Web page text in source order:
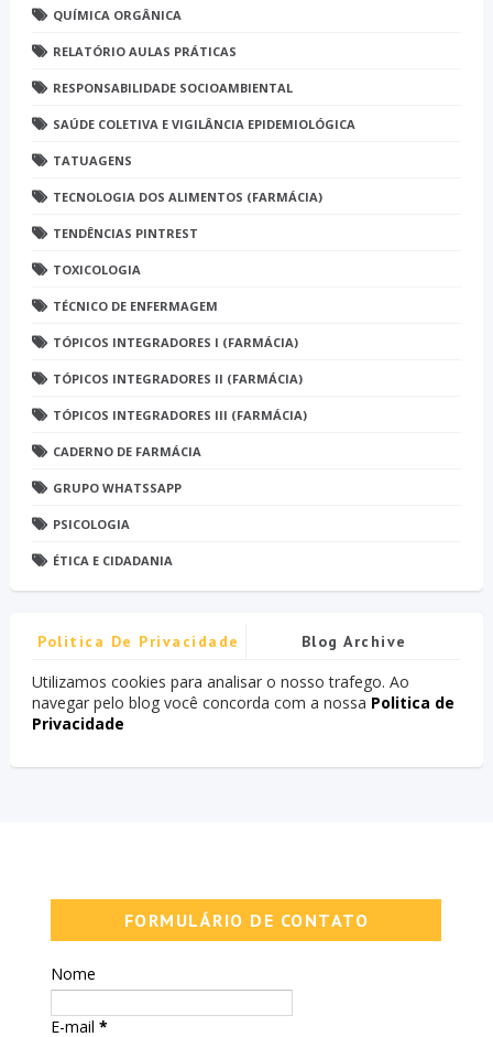
QUÍMICA ORGÂNICA
RELATÓRIO AULAS PRÁTICAS
RESPONSABILIDADE SOCIOAMBIENTAL
SAÚDE COLETIVA E VIGILÂNCIA EPIDEMIOLÓGICA
TATUAGENS
TECNOLOGIA DOS ALIMENTOS (FARMÁCIA)
TENDÊNCIAS PINTREST
TOXICOLOGIA
TÉCNICO DE ENFERMAGEM
TÓPICOS INTEGRADORES I (FARMÁCIA)
TÓPICOS INTEGRADORES II (FARMÁCIA)
TÓPICOS INTEGRADORES III (FARMÁCIA)
CADERNO DE FARMÁCIA
GRUPO WHATSSAPP
PSICOLOGIA
ÉTICA E CIDADANIA
Politica De Privacidade Blog Archive
Utilizamos cookies para analisar o nosso trafego. Ao
navegar pelo blog você concorda com a nossa Politica de
Privacidade
FORMULÁRIO DE CONTATO
Nome
E-mail*